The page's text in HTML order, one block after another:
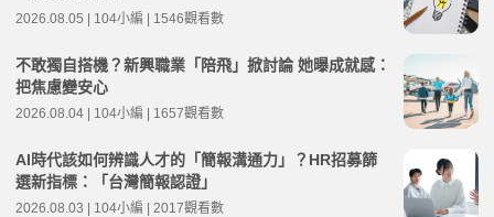
2026.08.05 | 104小編 | 1546觀看數
不敢獨自搭機？新興職業「陪飛」掀討論 她曝成就感：
把焦慮變安心
2026.08.04 | 104小編 | 1657觀看數
AI時代該如何辨識人才的「簡報溝通力」？HR招募篩
選新指標：「台灣簡報認證」
2026.08.03 | 104小編 | 2017觀看數